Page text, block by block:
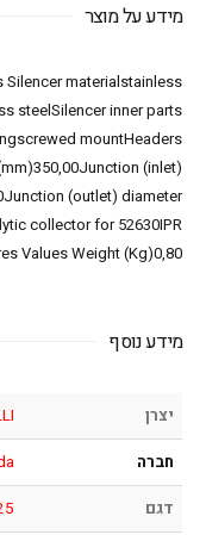
מידע על מוצר
Silencer materialstainless
steelSilencer inner parts
mountHeaders
(inlet)
(outlet) diameter
collector for 52630IPR
Values Weight (Kg)0,80
מידע נוסף
יצרן
חברה
דגם